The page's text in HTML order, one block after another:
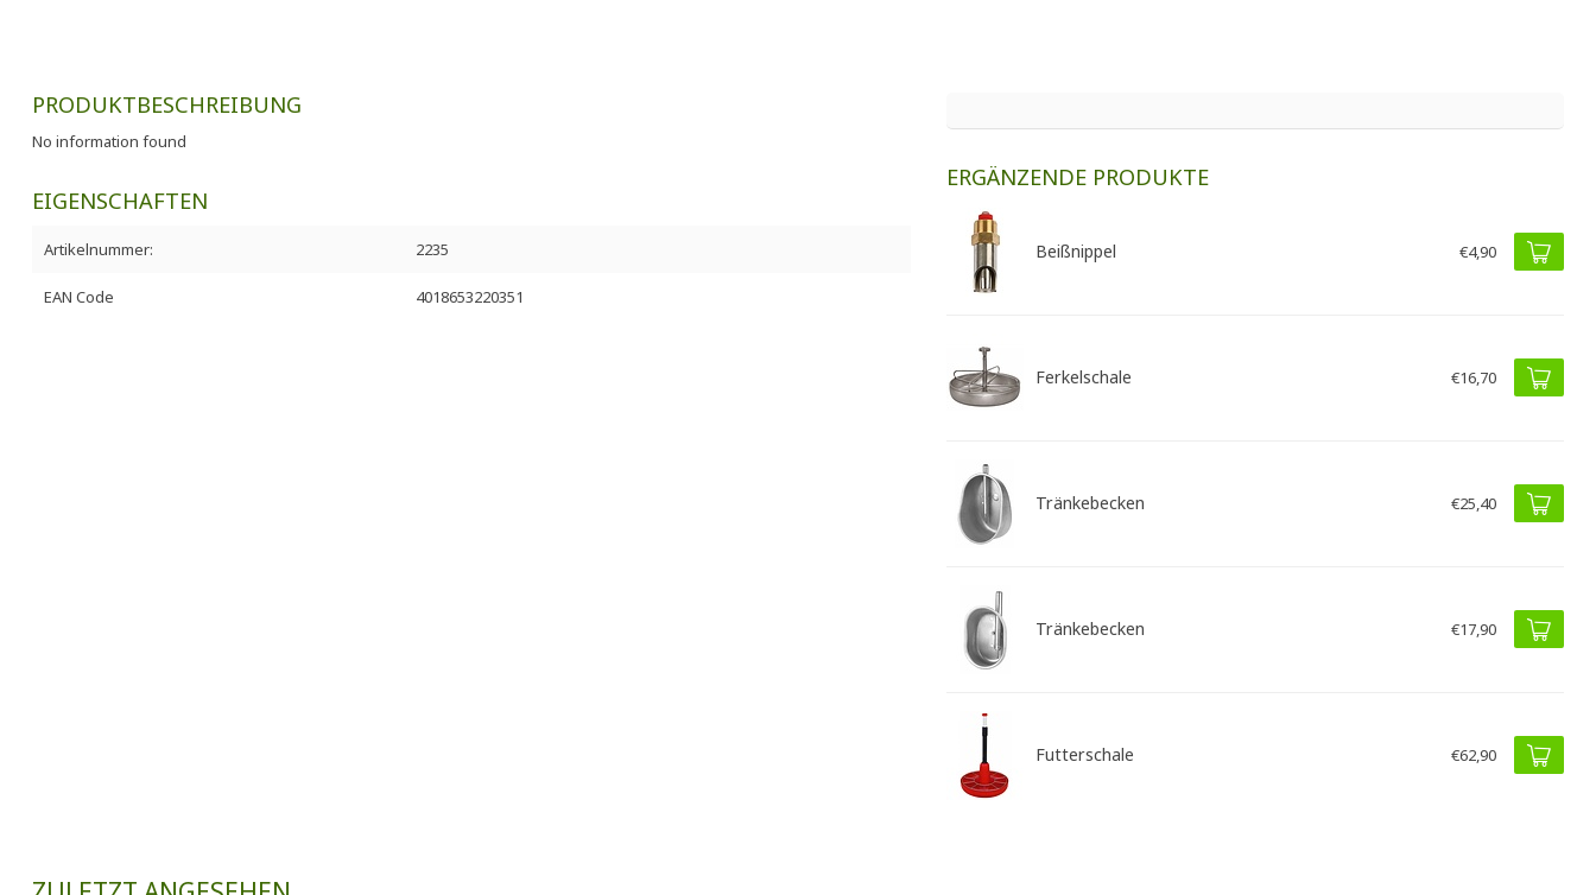
PRODUKTBESCHREIBUNG
No information found
EIGENSCHAFTEN
Artikelnummer: 2235
EAN Code 4018653220351
ERGÄNZENDE PRODUKTE
Beißnippel €4,90
Ferkelschale €16,70
Tränkebecken €25,40
Tränkebecken €17,90
Futterschale €62,90